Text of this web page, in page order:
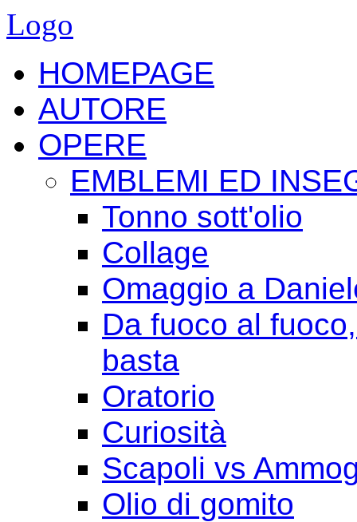
Logo
HOMEPAGE
AUTORE
OPERE
EMBLEMI ED
Tonno sott'olio
Collage
Omaggio a
Da fuoco al
basta
Oratorio
Curiosità
Scapoli vs
Olio di gomito